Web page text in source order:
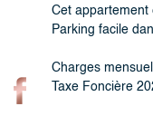
Cet appartement
Parking facile
Charges
Taxe Foncière